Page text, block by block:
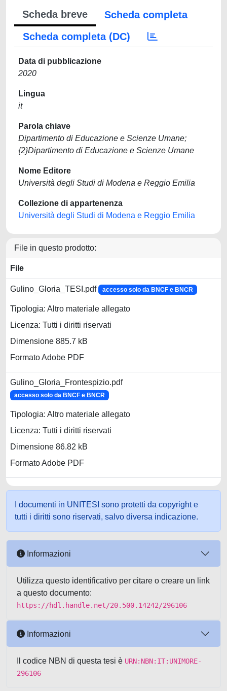
Scheda breve
Scheda completa
Scheda completa (DC)
Data di pubblicazione
2020
Lingua
it
Parola chiave
Dipartimento di Educazione e Scienze Umane;
{2}Dipartimento di Educazione e Scienze Umane
Nome Editore
Università degli Studi di Modena e Reggio Emilia
Collezione di appartenenza
Università degli Studi di Modena e Reggio Emilia
File in questo prodotto:
File
Gulino_Gloria_TESI.pdf accesso solo da BNCF e BNCR
Tipologia: Altro materiale allegato
Licenza: Tutti i diritti riservati
Dimensione 885.7 kB
Formato Adobe PDF
Gulino_Gloria_Frontespizio.pdf
accesso solo da BNCF e BNCR
Tipologia: Altro materiale allegato
Licenza: Tutti i diritti riservati
Dimensione 86.82 kB
Formato Adobe PDF
I documenti in UNITESI sono protetti da copyright e
tutti i diritti sono riservati, salvo diversa indicazione.
Informazioni
Utilizza questo identificativo per citare o creare un link
a questo documento:
https://hdl.handle.net/20.500.14242/296106
Informazioni
Il codice NBN di questa tesi è URN:NBN:IT:UNIMORE-
296106